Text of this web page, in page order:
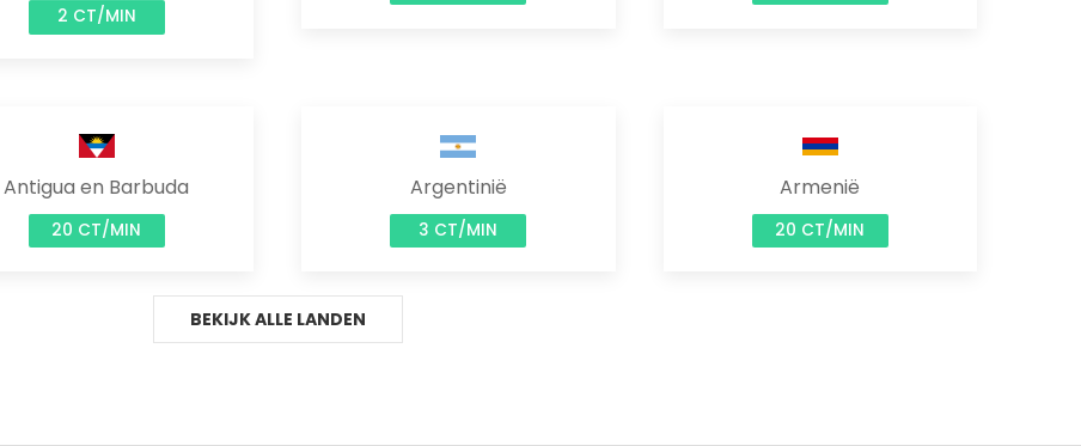
2 CT/MIN
Antigua en Barbuda
20 CT/MIN
Argentinië
3 CT/MIN
Armenië
20 CT/MIN
BEKIJK ALLE LANDEN